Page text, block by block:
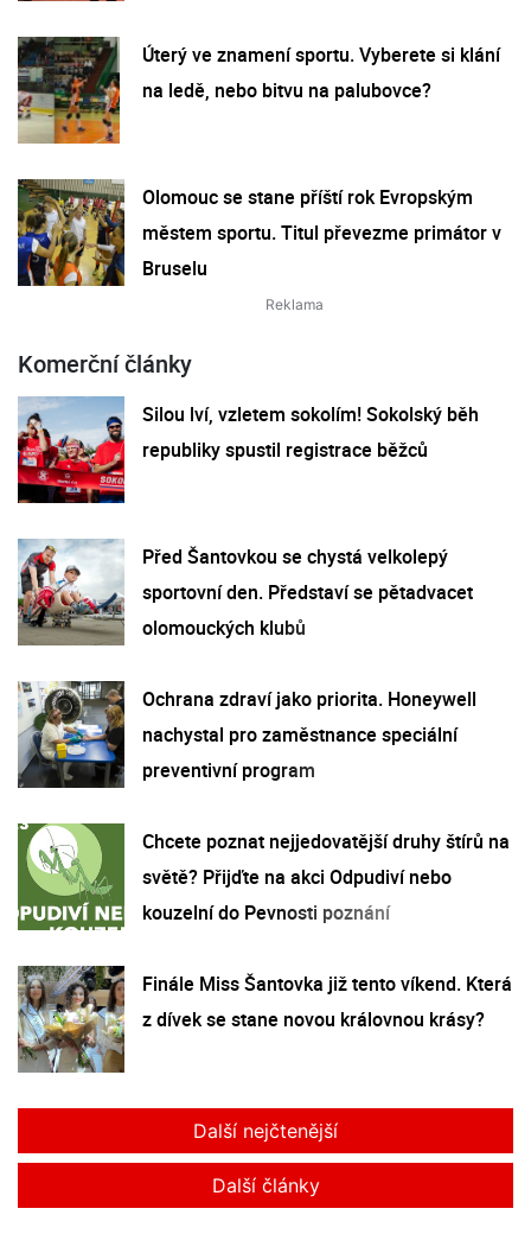
Úterý ve znamení sportu. Vyberete si klání
na ledě, nebo bitvu na palubovce?
Olomouc se stane příští rok Evropským
městem sportu. Titul převezme primátor v
Bruselu
Komerční články
Silou lví, vzletem sokolím! Sokolský běh
republiky spustil registrace běžců
Před Šantovkou se chystá velkolepý
sportovní den. Představí se pětadvacet
olomouckých klubů
Ochrana zdraví jako priorita. Honeywell
nachystal pro zaměstnance speciální
preventivní program
Chcete poznat nejjedovatější druhy štírů na
světě? Přijďte na akci Odpudiví nebo
kouzelní do Pevnosti poznání
Finále Miss Šantovka již tento víkend. Která
z dívek se stane novou královnou krásy?
Další nejčtenější
Další články